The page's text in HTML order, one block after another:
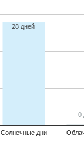
Солнечные дни
28 дней
0
0